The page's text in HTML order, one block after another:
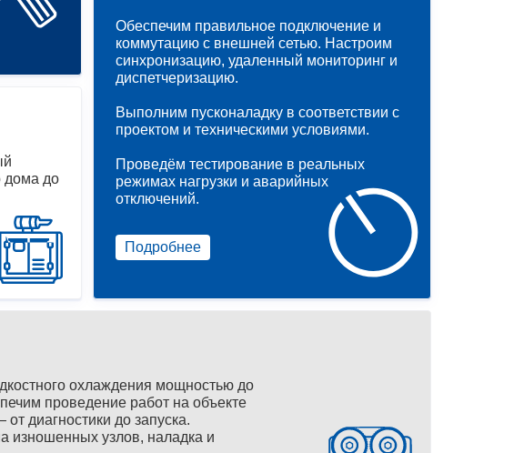
дома до
Обеспечим правильное подключение и
коммутацию с внешней сетью. Настроим
синхронизацию, удаленный мониторинг и
диспетчеризацию.
Выполним пусконаладку в соответствии с
проектом и техническими условиями.
Проведём тестирование в реальных
режимах нагрузки и аварийных
отключений.
Подробнее
охлаждения мощностью до
проведение работ на объекте
диагностики до запуска.
изношенных узлов, наладка и